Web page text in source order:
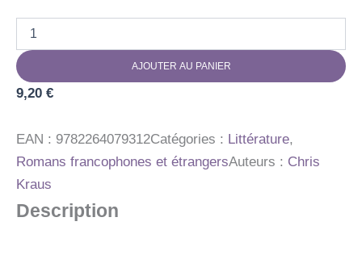
FEMMES
D'ETE,
FEMMES
AJOUTER AU PANIER
9,20 €
EAN : 9782264079312Catégories : Littérature,
Romans francophones et étrangersAuteurs : Chris
Kraus
Description